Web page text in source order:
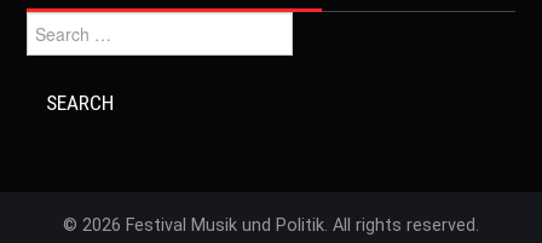
Search for:
© 2026 Festival Musik und Politik. All rights reserved.